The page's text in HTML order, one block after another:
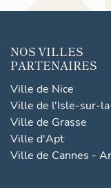
NOS VILLES
PARTENAIRES
Ville de Nice
Ville de l'Isle-sur-
Ville de Grasse
Ville d'Apt
Ville de Cannes -